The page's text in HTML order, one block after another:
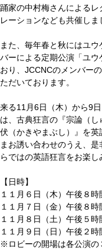
踊家の中村梅さんによるレ
レーションなども共催しま
また、毎年春と秋にはユ
バーによる定期公演「ユ
おり、JCCNCのメンバー
ただいております。
来る11月6日（木）から9
は、古典狂言の『宗論（
伏（かきやまぶし）』を英
まお誘い合わせのうえ、
らではの英語狂言をお楽し
【日時】
１１月６日（木）午後８時
１１月７日（金）午後８時
１１月８日（土）午後５時
１１月９日（日）午後２時
※ロビーの開場は各公演の